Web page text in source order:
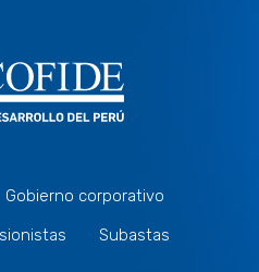
Gobierno corporativo
Subastas